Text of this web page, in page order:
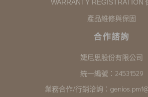
WARRANTY REGISTRATION
產品維修與保固
合作諮詢
婕尼思股份有限公司
統一編號：24531529
業務合作/行銷洽詢：